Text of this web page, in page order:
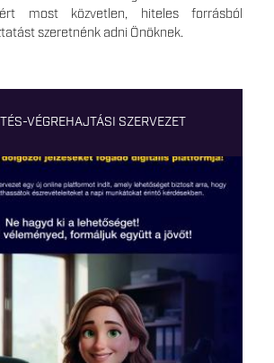
most közvetlen, hiteles forrásból
szeretnénk adni Önöknek.
VÉGREHAJTÁSI SZERVEZET